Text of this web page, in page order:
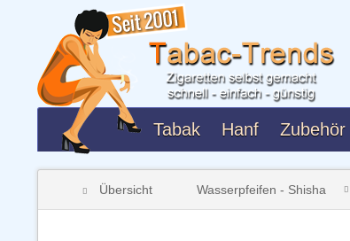
Tabak Hanf Zubehör
Übersicht Wasserpfeifen - Shisha